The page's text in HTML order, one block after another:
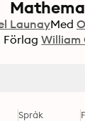
LaunayMed
Förlag William
Språk